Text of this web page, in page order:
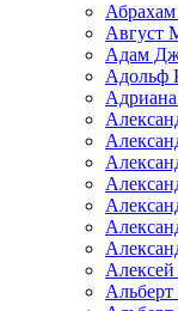
Август
Адам
Адольф
Алексей